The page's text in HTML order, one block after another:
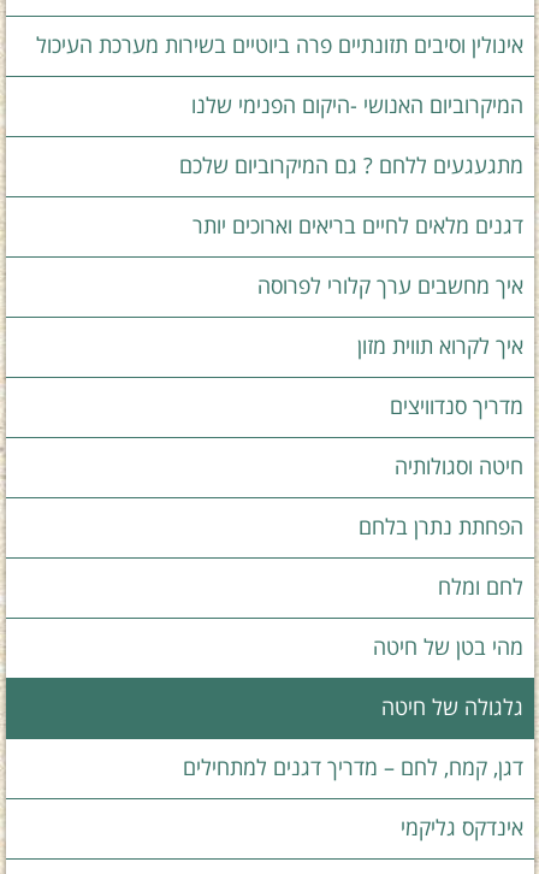
אינולין וסיבים תזונתיים פרה ביוטיים בשירות מערכת העיכול
המיקרוביום האנושי -היקום הפנימי שלנו
מתגעגעים ללחם ? גם המיקרוביום שלכם
דגנים מלאים לחיים בריאים וארוכים יותר
איך מחשבים ערך קלורי לפרוסה
איך לקרוא תווית מזון
מדריך סנדוויצים
חיטה וסגולותיה
הפחתת נתרן בלחם
לחם ומלח
מהי בטן של חיטה
גלגולה של חיטה
דגן, קמח, לחם – מדריך דגנים למתחילים
אינדקס גליקמי